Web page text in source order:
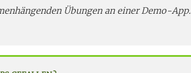
Übungen an einer Demo-App.